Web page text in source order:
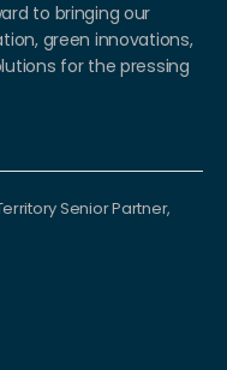
to bringing our
green innovations,
for the pressing
Senior Partner,